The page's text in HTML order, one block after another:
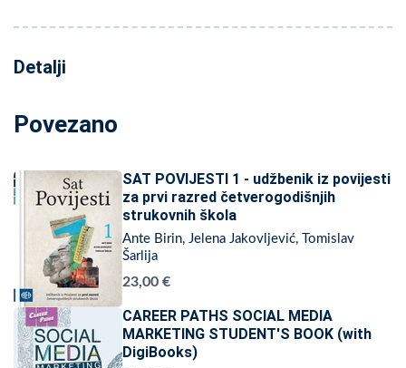
Detalji
Povezano
SAT POVIJESTI 1 - udžbenik iz povijesti
za prvi razred četverogodišnjih
strukovnih škola
Ante Birin, Jelena Jakovljević, Tomislav
Šarlija
23,00 €
CAREER PATHS SOCIAL MEDIA
MARKETING STUDENT'S BOOK (with
DigiBooks)